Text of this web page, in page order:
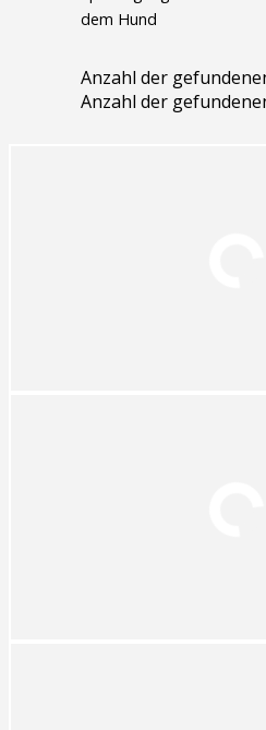
dem Hund
Anzahl der
Anzahl der